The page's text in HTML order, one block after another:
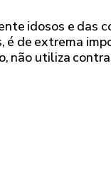
idosos e das
de extrema
não utiliza